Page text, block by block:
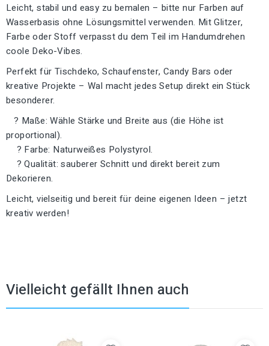
Leicht, stabil und easy zu bemalen – bitte nur Farben auf
Wasserbasis ohne Lösungsmittel verwenden. Mit Glitzer,
Farbe oder Stoff verpasst du dem Teil im Handumdrehen
coole Deko-Vibes.
Perfekt für Tischdeko, Schaufenster, Candy Bars oder
kreative Projekte – Wal macht jedes Setup direkt ein Stück
besonderer.
? Maße: Wähle Stärke und Breite aus (die Höhe ist
proportional).
? Farbe: Naturweißes Polystyrol.
? Qualität: sauberer Schnitt und direkt bereit zum
Dekorieren.
Leicht, vielseitig und bereit für deine eigenen Ideen – jetzt
kreativ werden!
Vielleicht gefällt Ihnen auch